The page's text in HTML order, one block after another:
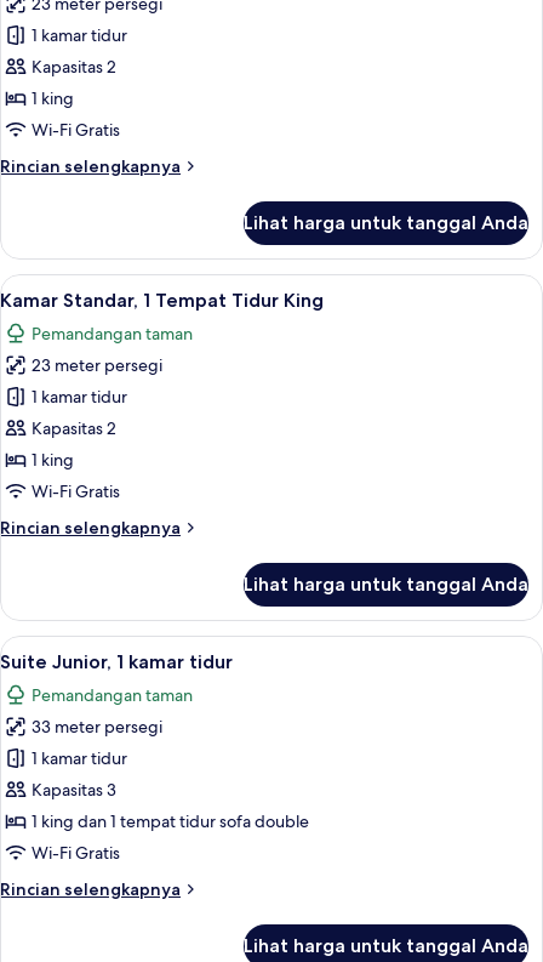
untuk
Kamar
Deluks,
1
Tempat
King,
pribadi
1 kamar tidur
Kapasitas 2
1 king
Wi-Fi Gratis
Rincian selengkapnya
Rincian
Kamar
Deluks,
1
Tidur
King,
kolam
renang
pribadi
Lihat harga untuk tanggal Anda
Lihat
semua
foto
untuk
Kamar
Standar,
1
Tempat
King
Brankas, meja kerja, tirai kedap
5
Kamar Standar, 1 Tempat Tidur King
Pemandangan taman
23 meter persegi
1 kamar tidur
Kapasitas 2
1 king
Wi-Fi Gratis
Rincian selengkapnya
Rincian
Kamar
Standar,
1
Tidur
King
Lihat harga untuk tanggal Anda
Lihat
semua
foto
untuk
Suite
Junior,
1
kamar
7
Suite Junior, 1 kamar tidur
Pemandangan taman
33 meter persegi
1 kamar tidur
Kapasitas 3
1 king dan 1 tempat tidur sofa double
Wi-Fi Gratis
Rincian selengkapnya
Rincian
Lihat harga untuk tanggal Anda